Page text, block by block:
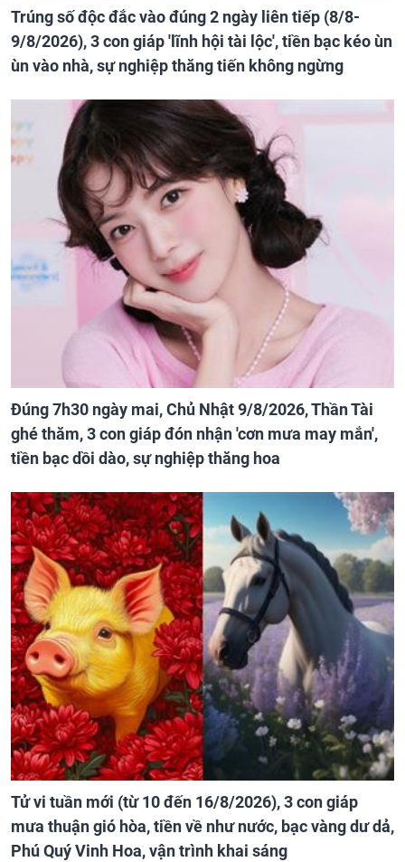
Trúng số độc đắc vào đúng 2 ngày liên tiếp (8/8-
9/8/2026), 3 con giáp 'lĩnh hội tài lộc', tiền bạc kéo ùn
ùn vào nhà, sự nghiệp thăng tiến không ngừng
Đúng 7h30 ngày mai, Chủ Nhật 9/8/2026, Thần Tài
ghé thăm, 3 con giáp đón nhận 'cơn mưa may mắn',
tiền bạc dồi dào, sự nghiệp thăng hoa
Tử vi tuần mới (từ 10 đến 16/8/2026), 3 con giáp
mưa thuận gió hòa, tiền về như nước, bạc vàng dư dả,
Phú Quý Vinh Hoa, vận trình khai sáng